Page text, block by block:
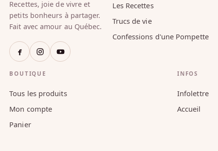
Recettes, joie de vivre et
petits bonheurs à partager.
Fait avec amour au Québec.
Les Recettes
Trucs de vie
Confessions d'une Pompette
BOUTIQUE
Tous les produits
Mon compte
Panier
INFOS
Infolettre
Accueil